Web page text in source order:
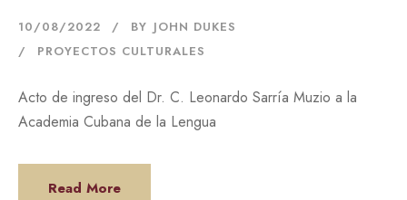
10/08/2022 BY JOHN DUKES
PROYECTOS CULTURALES
Acto de ingreso del Dr. C. Leonardo Sarría Muzio a la
Academia Cubana de la Lengua
Read More